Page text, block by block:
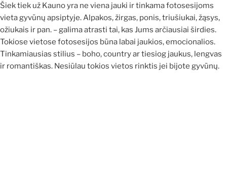
Šiek tiek už Kauno yra ne viena jauki ir tinkama fotosesijoms
vieta gyvūnų apsiptyje. Alpakos, žirgas, ponis, triušiukai, žąsys,
ožiukais ir pan. – galima atrasti tai, kas Jums arčiausiai širdies.
Tokiose vietose fotosesijos būna labai jaukios, emocionalios.
Tinkamiausias stilius – boho, country ar tiesiog jaukus, lengvas
ir romantiškas. Nesiūlau tokios vietos rinktis jei bijote gyvūnų.